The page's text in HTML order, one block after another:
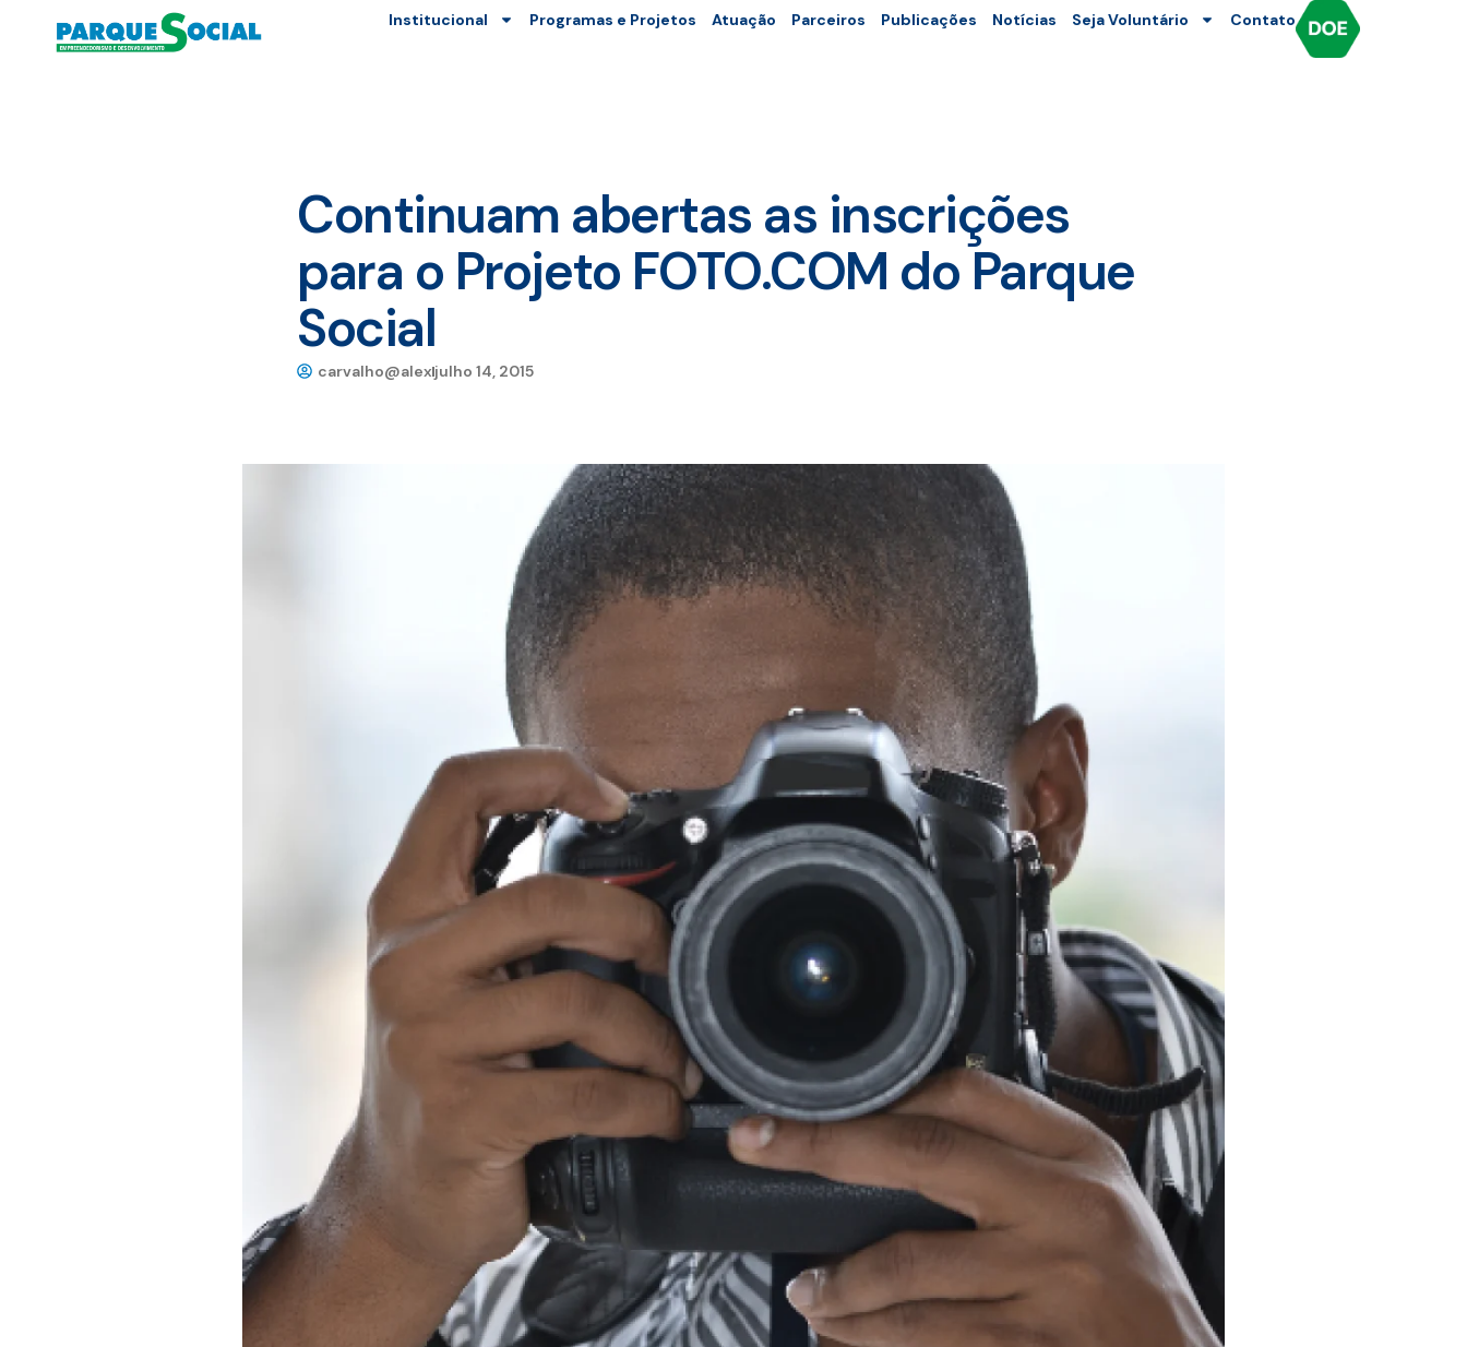
Institucional Programas e Projetos Atuação Parceiros Publicações Notícias Seja Voluntário Contato
Continuam abertas as inscrições
para o Projeto FOTO.COM do Parque
Social
carvalho@alex julho 14, 2015